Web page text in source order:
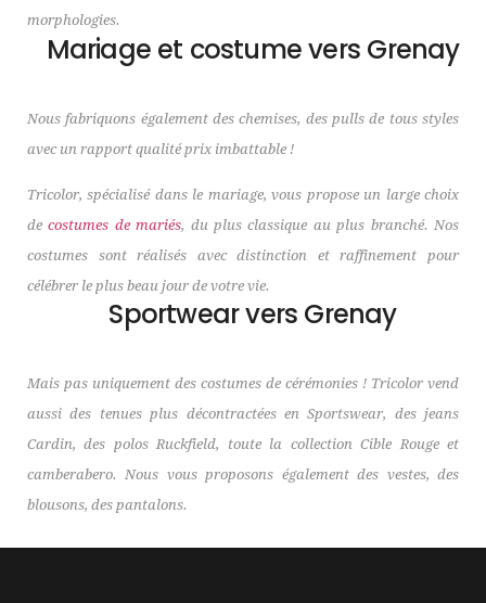
morphologies.
Mariage et costume vers Grenay
Nous fabriquons également des chemises, des pulls de tous styles
avec un rapport qualité prix imbattable !
Tricolor, spécialisé dans le mariage, vous propose un large choix
decostumes de mariés, du plus classique au plus branché. Nos
costumes sont réalisés avec distinction et raffinement pour
célébrer le plus beau jour de votre vie.
Sportwear vers Grenay
Mais pas uniquement des costumes de cérémonies ! Tricolor vend
aussi des tenues plus décontractées en Sportswear, des jeans
Cardin, des polos Ruckfield, toute la collection Cible Rouge et
camberabero. Nous vous proposons également des vestes, des
blousons, des pantalons.